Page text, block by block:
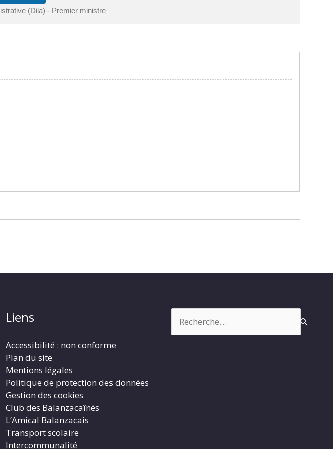
(Dila) - Premier ministre
Liens
Accessibilité : non conforme
Plan du site
Mentions légales
Politique de protection des données
Gestion des cookies
Club des Balanzacaînés
L’Amical Balanzacais
Transport scolaire
Intercommunalité